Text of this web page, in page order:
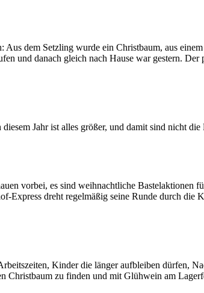
dem Setzling wurde ein Christbaum, aus
und danach gleich nach Hause war gestern. Der
Jahr ist alles größer, und damit sind nicht die
vorbei, es sind weihnachtliche Bastelaktionen
Express dreht regelmäßig seine Runde durch die
Kinder die länger aufbleiben dürfen,
zu finden und mit Glühwein am